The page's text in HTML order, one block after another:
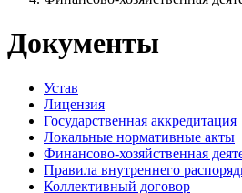
Документы
Устав
Лицензия
Государственная аккредитация
Локальные нормативные акты
Финансово-хозяйственная
Правила внутреннего
Коллективный договор